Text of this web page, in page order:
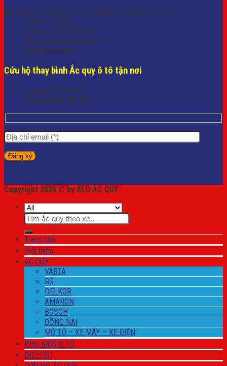
Địa chỉ: 87/2 Nguyễn Sỹ Sách, Phường Tân Sơn, TP. HCM
0902 715 805
Hotline: 0941 987 987
aloacquy.npl@gmail.com
www.aloacquy.vn
Cứu hộ thay bình Ắc quy ô tô tận nơi
Gọi ngay ALO ẮC QUY
Hotline: 0941 987 987
Copyright 2026 © by ALO ẮC QUY
Tìm
kiếm:
Trang chủ
Giới thiệu
ẮC QUY
VARTA
GS
DELKOR
AMARON
BOSCH
ĐỒNG NAI
MÔ TÔ – XE MÁY – XE ĐIỆN
PHỤ KIỆN Ô TÔ
DỊCH VỤ